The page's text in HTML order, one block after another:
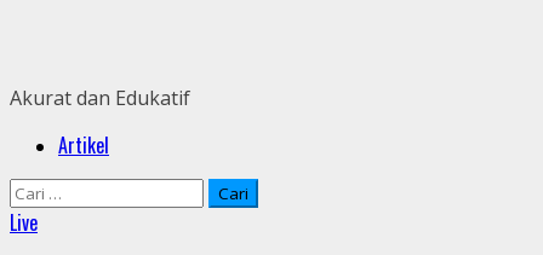
Akurat dan Edukatif
PrimaryArtikel
Cari
untuk:
Live